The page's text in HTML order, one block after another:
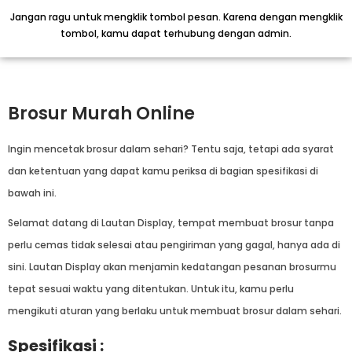
Jangan ragu untuk mengklik tombol pesan. Karena dengan mengklik
tombol, kamu dapat terhubung dengan admin.
Brosur Murah Online
Ingin mencetak brosur dalam sehari? Tentu saja, tetapi ada syarat
dan ketentuan yang dapat kamu periksa di bagian spesifikasi di
bawah ini.
Selamat datang di Lautan Display, tempat membuat brosur tanpa
perlu cemas tidak selesai atau pengiriman yang gagal, hanya ada di
sini. Lautan Display akan menjamin kedatangan pesanan brosurmu
tepat sesuai waktu yang ditentukan. Untuk itu, kamu perlu
mengikuti aturan yang berlaku untuk membuat brosur dalam sehari.
Spesifikasi :